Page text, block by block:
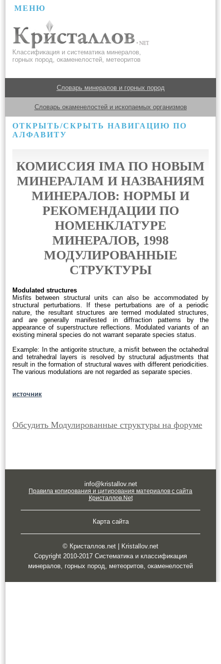
МЕНЮ
Классификация и систематика минералов,
горных пород, окаменелостей, метеоритов
Словарь минералов и горных пород
Словарь окаменелостей и ископаемых организмов
ОТКРЫТЬ/СКРЫТЬ НАВИГАЦИЮ ПО
АЛФАВИТУ
КОМИССИЯ IMA ПО НОВЫМ
МИНЕРАЛАМ И НАЗВАНИЯМ
МИНЕРАЛОВ: НОРМЫ И
РЕКОМЕНДАЦИИ ПО
НОМЕНКЛАТУРЕ
МИНЕРАЛОВ, 1998
МОДУЛИРОВАННЫЕ
СТРУКТУРЫ
Modulated structures
Misfits between structural units can also be accommodated by
structural perturbations. If these perturbations are of a periodic
nature, the resultant structures are termed modulated structures,
and are generally manifested in diffraction patterns by the
appearance of superstructure reflections. Modulated variants of an
existing mineral species do not warrant separate species status.
Example: In the antigorite structure, a misfit between the octahedral
and tetrahedral layers is resolved by structural adjustments that
result in the formation of structural waves with different periodicities.
The various modulations are not regarded as separate species.
источник
Обсудить Модулированные структуры на форуме
info@kristallov.net
Правила копирования и цитирования материалов с сайта
Кристаллов.Net
Карта сайта
© Кристаллов.net | Kristallov.net
Copyright 2010-2017 Систематика и классификация
минералов, горных пород, метеоритов, окаменелостей